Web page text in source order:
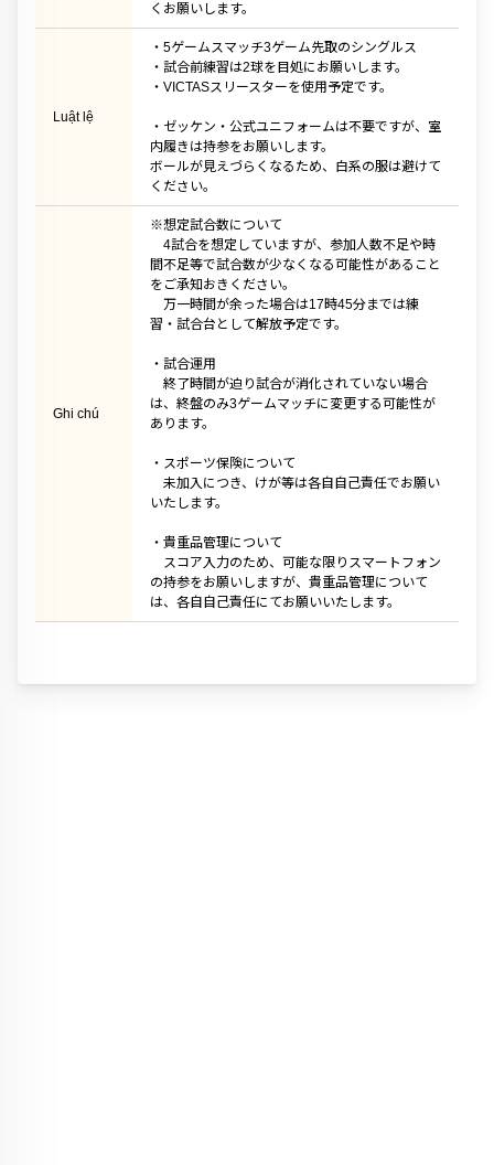
くお願いします。
Luật lệ
・5ゲームスマッチ3ゲーム先取のシングルス
・試合前練習は2球を目処にお願いします。
・VICTASスリースターを使用予定です。
・ゼッケン・公式ユニフォームは不要ですが、室
内履きは持参をお願いします。
ボールが見えづらくなるため、白系の服は避けて
ください。
Ghi chú
※想定試合数について
4試合を想定していますが、参加人数不足や時
間不足等で試合数が少なくなる可能性があること
をご承知おきください。
万一時間が余った場合は17時45分までは練
習・試合台として解放予定です。
・試合運用
終了時間が迫り試合が消化されていない場合
は、終盤のみ3ゲームマッチに変更する可能性が
あります。
・スポーツ保険について
未加入につき、けが等は各自自己責任でお願い
いたします。
・貴重品管理について
スコア入力のため、可能な限りスマートフォン
の持参をお願いしますが、貴重品管理について
は、各自自己責任にてお願いいたします。